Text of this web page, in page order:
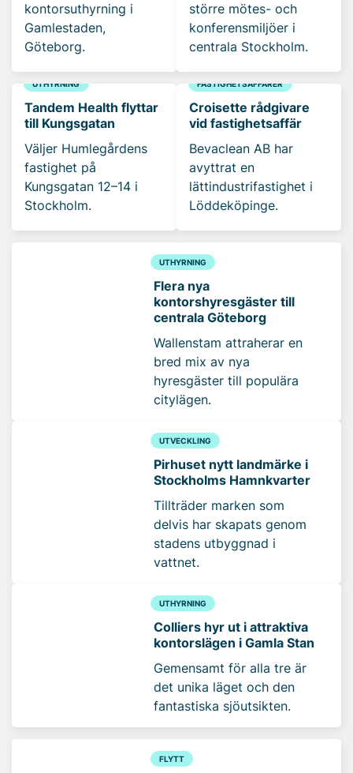
kontorsuthyrning i
Gamlestaden,
Göteborg.
större mötes- och
konferensmiljöer i
centrala Stockholm.
UTHYRNING
Tandem Health flyttar
till Kungsgatan
Väljer Humlegårdens
fastighet på
Kungsgatan 12–14 i
Stockholm.
FASTIGHETSAFFÄRER
Croisette rådgivare
vid fastighetsaffär
Bevaclean AB har
avyttrat en
lättindustrifastighet i
Löddeköpinge.
UTHYRNING
Flera nya
kontorshyresgäster till
centrala Göteborg
Wallenstam attraherar en
bred mix av nya
hyresgäster till populära
citylägen.
UTVECKLING
Pirhuset nytt landmärke i
Stockholms Hamnkvarter
Tillträder marken som
delvis har skapats genom
stadens utbyggnad i
vattnet.
UTHYRNING
Colliers hyr ut i attraktiva
kontorslägen i Gamla Stan
Gemensamt för alla tre är
det unika läget och den
fantastiska sjöutsikten.
FLYTT